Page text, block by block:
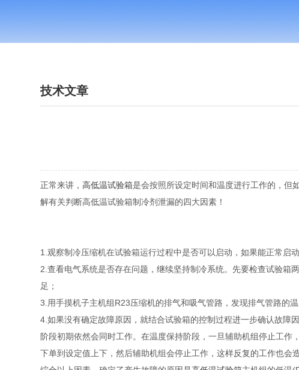
技术文章
正常来讲，高低温试验箱是会按照所设定时间和温度进行工作的，但
解有关判断高低温试验箱制冷剂泄漏的四大因素！
1.观察制冷压缩机在试验箱运行过程中是否可以启动，如果能正常启
2.查看电气系统是否存在问题，继续坚持制冷系统。先要检查试验箱
足；
3.用手摸机子主机组R23压缩机的排气和吸气管路，发现排气管路的
4.如果没有确定故障原因，就结合试验箱的控制过程进一步确认故障
阶段初期依然会同时工作。在温度保持阶段，一旦辅助机组停止工
下单到设定值上下，然后辅助机组会停止工作，这样反复的工作也会